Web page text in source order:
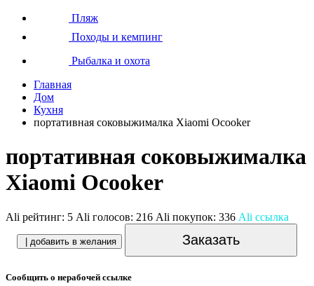
Пляж
Походы и кемпинг
Рыбалка и охота
Главная
Дом
Кухня
портативная соковыжималка Xiaomi Ocooker
портативная соковыжималка
Xiaomi Ocooker
Ali рейтинг: 5 Ali голосов: 216 Ali покупок: 336 Ali ссылка
| добавить в желания Заказать
Сообщить о нерабочей ссылке